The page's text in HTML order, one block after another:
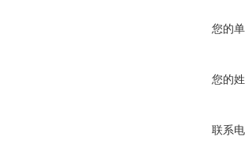
您的
您的
联系